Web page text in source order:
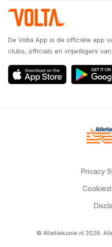
De Volta App is de officiële app
clubs, officials en vrijwilligers
Privacy
© Atletiekunie.nl 2026.